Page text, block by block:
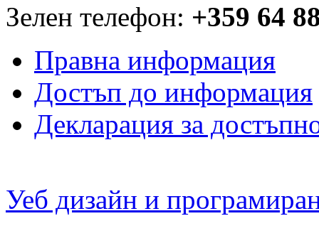
Зелен телефон: +359 64
Правна информация
Достъп до информация
Декларация за
Уеб дизайн и